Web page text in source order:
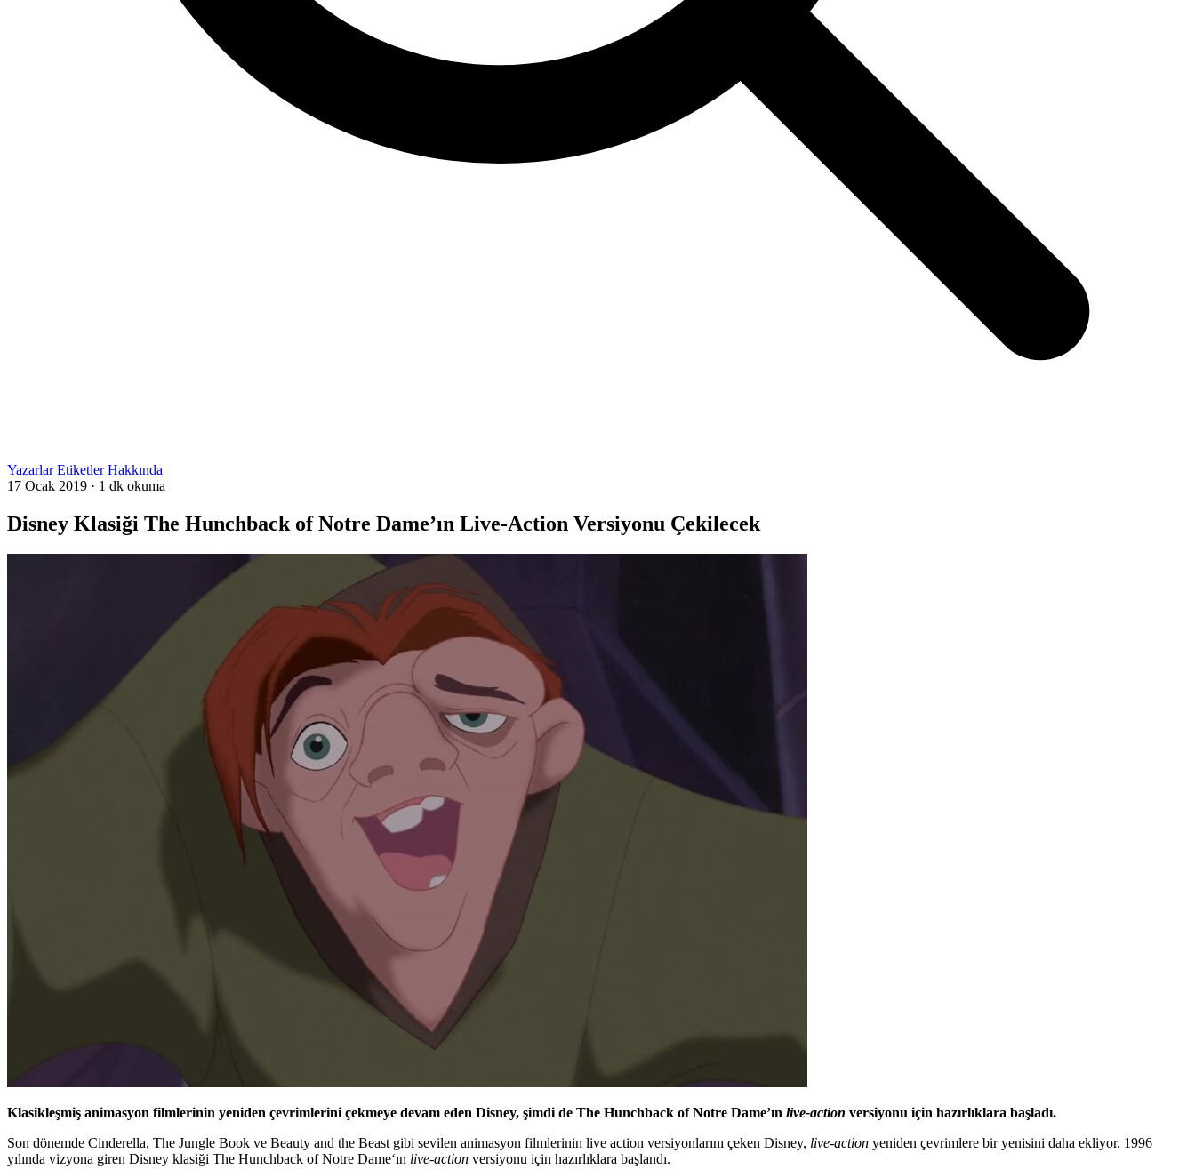
Yazarlar Etiketler Hakkında
17 Ocak 2019 · 1 dk okuma
Disney Klasiği The Hunchback of Notre Dame’ın Live-Action Versiyonu Çekilecek
Klasikleşmiş animasyon filmlerinin yeniden çevrimlerini çekmeye devam eden Disney, şimdi de The Hunchback of Notre Dame’ın live-action versiyonu için hazırlıklara başladı.
Son dönemde Cinderella, The Jungle Book ve Beauty and the Beast gibi sevilen animasyon filmlerinin live action versiyonlarını çeken Disney, live-action yeniden çevrimlere bir yenisini daha ekliyor. 1996
yılında vizyona giren Disney klasiği The Hunchback of Notre Dame‘ın live-action versiyonu için hazırlıklara başlandı.